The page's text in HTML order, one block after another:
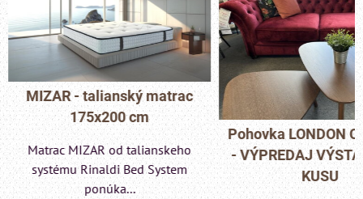
MIZAR - talianský matrac
175x200 cm
Matrac MIZAR od talianskeho
systému Rinaldi Bed System
ponúka...
Pohovka LONDON
- VÝPREDAJ
KUSU